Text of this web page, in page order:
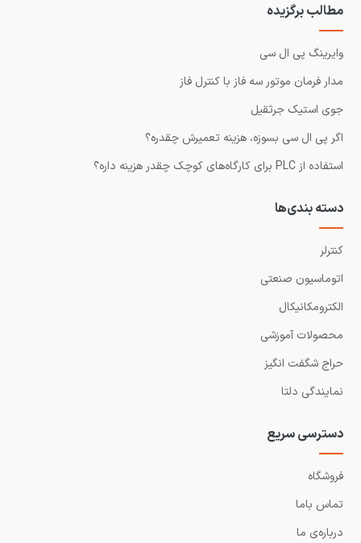
مطالب برگزیده
وایرینگ پی ال سی
مدار فرمان موتور سه فاز با کنترل فاز
جوی استیک جرثقیل
اگر پی ال سی بسوزه، هزینه تعمیرش چقدره؟
استفاده از PLC برای کارگاه‌های کوچک چقدر هزینه داره؟
دسته بندی‌ها
کنترلر
اتوماسیون صنعتی
الکترومکانیکال
محصولات آموزشی
حراج شگفت انگیز
نمایندگی دلتا
دسترسی سریع
فروشگاه
تماس باما
درباره‌ی ما